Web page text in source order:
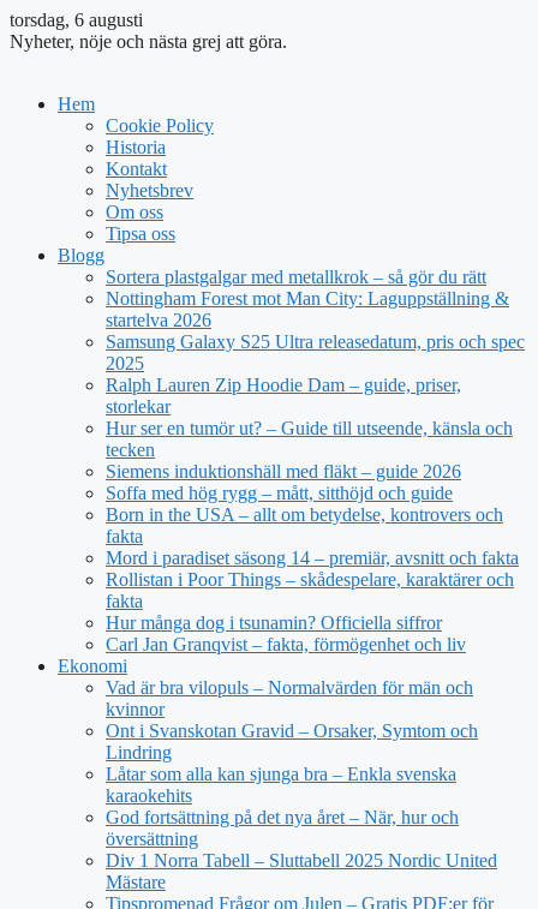
torsdag, 6 augusti
Nyheter, nöje och nästa grej att göra.
Hem
Cookie Policy
Historia
Kontakt
Nyhetsbrev
Om oss
Tipsa oss
Blogg
Sortera plastgalgar med metallkrok – så gör du rätt
Nottingham Forest mot Man City: Laguppställning &
startelva 2026
Samsung Galaxy S25 Ultra releasedatum, pris och spec
2025
Ralph Lauren Zip Hoodie Dam – guide, priser,
storlekar
Hur ser en tumör ut? – Guide till utseende, känsla och
tecken
Siemens induktionshäll med fläkt – guide 2026
Soffa med hög rygg – mått, sitthöjd och guide
Born in the USA – allt om betydelse, kontrovers och
fakta
Mord i paradiset säsong 14 – premiär, avsnitt och fakta
Rollistan i Poor Things – skådespelare, karaktärer och
fakta
Hur många dog i tsunamin? Officiella siffror
Carl Jan Granqvist – fakta, förmögenhet och liv
Ekonomi
Vad är bra vilopuls – Normalvärden för män och
kvinnor
Ont i Svanskotan Gravid – Orsaker, Symtom och
Lindring
Låtar som alla kan sjunga bra – Enkla svenska
karaokehits
God fortsättning på det nya året – När, hur och
översättning
Div 1 Norra Tabell – Sluttabell 2025 Nordic United
Mästare
Tipspromenad Frågor om Julen – Gratis PDF:er för